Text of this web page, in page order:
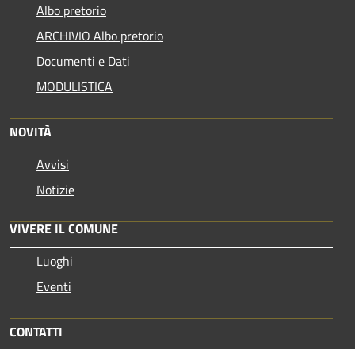
Albo pretorio
ARCHIVIO Albo pretorio
Documenti e Dati
MODULISTICA
NOVITÀ
Avvisi
Notizie
VIVERE IL COMUNE
Luoghi
Eventi
CONTATTI